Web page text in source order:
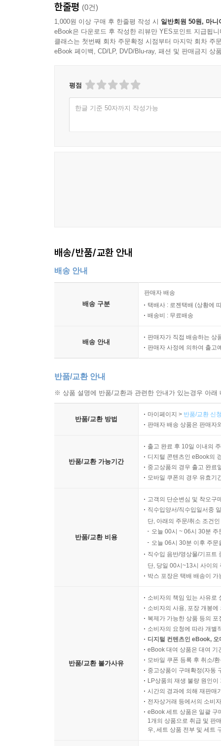
한줄평 (0건)
1,000원 이상 구매 후 한줄평 작성 시 일반회원 50원, 마니
eBook은 다운로드 후 작성한 리뷰만 YES포인트 지급됩니
클래스는 첫번째 회차 주문확정 시점부터 마지막 회차 주
eBook 페이백, CD/LP, DVD/Blu-ray, 패션 및 판매금지 상
평점
한글 기준 50자까지 작성가능
배송/반품/교환 안내
배송 안내
배송 구분
판매자 배송
택배사 : 로젠택배 (상황에
배송비 : 무료배송
배송 안내
판매자가 직접 배송하는 상
판매자 사정에 의하여 출고
반품/교환 안내
※ 상품 설명에 반품/교환과 관련한 안내가 있는경우 아
반품/교환 방법
마이페이지 > 반품/교환 신
판매자 배송 상품은 판매자
반품/교환 가능기간
출고 완료 후 10일 이내의
디지털 콘텐츠인 eBook의
중고상품의 경우 출고 완료
모바일 쿠폰의 경우 유효기
반품/교환 비용
고객의 단순변심 및 착오구
직수입양서/직수입일서중
단, 아래의 주문/취소 조건
오늘 00시 ~ 06시 30분
오늘 06시 30분 이후 주
직수입 음반/영상물/기프트
단, 당일 00시~13시 사이의
박스 포장은 택배 배송이
반품/교환 불가사유
소비자의 책임 있는 사유로
소비자의 사용, 포장 개봉
복제가 가능한 상품 등의
소비자의 요청에 따라 개별
디지털 컨텐츠인 eBook,
eBook 대여 상품은 대여 기
모바일 쿠폰 등록 후 취소/
중고상품이 구매확정(자동
LP상품의 재생 불량 원인
시간의 경과에 의해 재판매
전자상거래 등에서의 소비
eBook 세트 상품은 일괄 구
1개의 상품으로 취급 및 판
우, 세트 상품 전부 및 세트